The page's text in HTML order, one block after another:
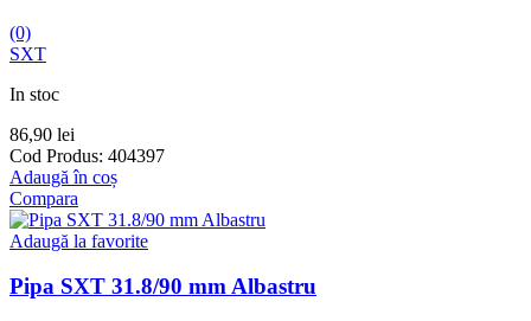
(0)
SXT
In stoc
86,90 lei
Cod Produs: 404397
Adaugă în coș
Compara
Adaugă la favorite
Pipa SXT 31.8/90 mm Albastru